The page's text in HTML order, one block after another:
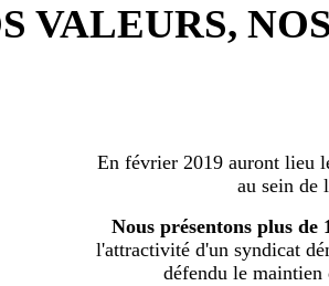
VALEURS,
En février 2019 auront lieu
au sein de
Nous présentons plus de
l'attractivité d'un syndicat
défendu le maintien